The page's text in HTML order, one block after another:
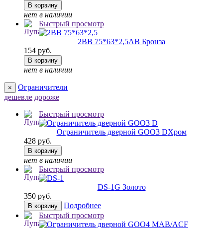
В корзину
нет в наличии
Быстрый просмотр
2ВВ 75*63*2,5AB Бронза
154 руб.
В корзину
нет в наличии
×
Ограничители
дешевле дороже
Быстрый просмотр
Ограничитель дверной GOO3 DХром
428 руб.
В корзину
нет в наличии
Быстрый просмотр
DS-1G Золото
350 руб.
В корзину
Подробнее
Быстрый просмотр